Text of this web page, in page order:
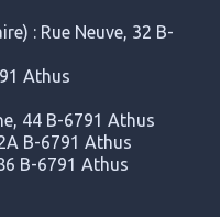
: Rue Neuve, 32 B-
Athus
44 B-6791 Athus
B-6791 Athus
B-6791 Athus